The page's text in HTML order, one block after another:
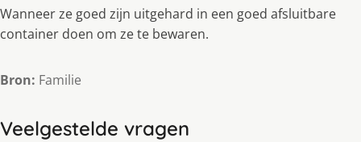
Wanneer ze goed zijn uitgehard in een goed afsluitbare
container doen om ze te bewaren.
Bron: Familie
Veelgestelde vragen